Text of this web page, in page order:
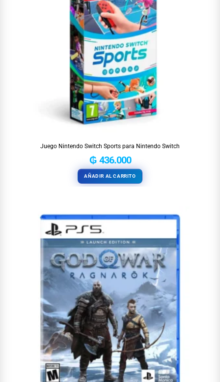
Juego Nintendo Switch Sports para Nintendo Switch
₲436.000
AÑADIR AL CARRITO